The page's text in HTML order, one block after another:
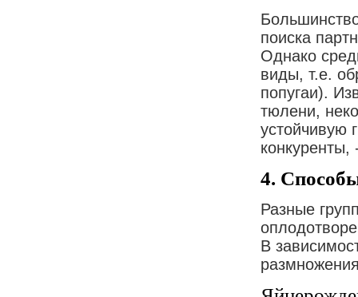
поиска
Однако
виды, т.е.
попугаи).
тюлени,
устойчивую
конкуренты,
4.
Разные
В